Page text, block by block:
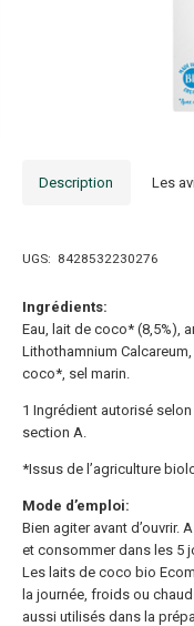
Description Les
UGS: 8428532230276
Ingrédients:
Eau, lait de coco* (8,5%),
Lithothamnium
coco*, sel marin.
1 Ingrédient autorisé
section A.
*Issus de l’agriculture
Mode d’emploi:
Bien agiter avant d’ouvrir.
et consommer dans les 5
Les laits de coco bio
la journée, froids ou
aussi utilisés dans la